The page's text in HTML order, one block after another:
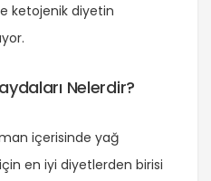
ketojenik diyetin
Nelerdir?
içerisinde yağ
en iyi diyetlerden birisi